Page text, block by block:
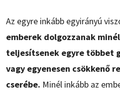
Az egyre inkább egyirányú
emberek dolgozzanak
teljesítsenek egyre többet
vagy egyenesen csökkenő
cserébe. Minél inkább az